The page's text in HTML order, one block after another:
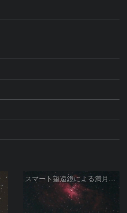
スマート望遠鏡による満月下の星雲（M16,NGC6960）